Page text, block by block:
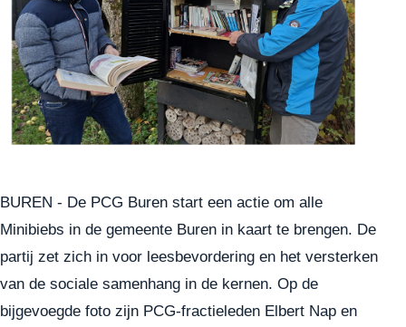
BUREN - De PCG Buren start een actie om alle
Minibiebs in de gemeente Buren in kaart te brengen. De
partij zet zich in voor leesbevordering en het versterken
van de sociale samenhang in de kernen. Op de
bijgevoegde foto zijn PCG-fractieleden Elbert Nap en